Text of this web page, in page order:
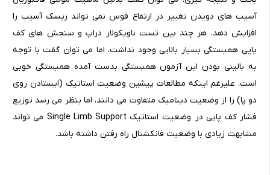
آسیب های دویدن تغییر در ارتفاع قوس نمی تواند ریسک آسیب را
افزایش دهد. هر چند بین تست ناویکولار دراپ و سنجش های کف
پایی همبستگی بسیار بالایی وجود نداشت، اما می توان گفت با توجه
به بالینی بودن این آزمون همبستگی بدست آمده همبستگی خوبی
است. علیرغم اینکه مطالعات پیشین وضعیت استاتیک (ایستادن روی
دو پا) را از وضعیت دینامیک متفاوت می دانند، اما بنظر می رسد توزیع
فشار کف پایی در وضعیت استاتیک Single Limb Support می تواند
مشابهت زیادی با وضعیت فانکشنال راه رفتن داشته باشد.